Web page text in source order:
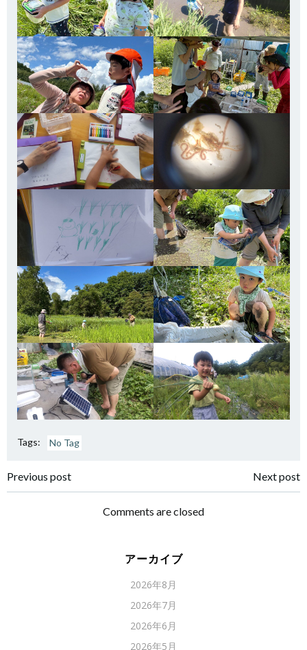
Tags: No Tag
Post
navigation
Previous post
navigation
Next post
Comments are closed
アーカイブ
2026年8月
2026年7月
2026年6月
2026年5月